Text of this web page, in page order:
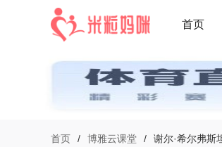
首页
首页 / 博雅云课堂 / 谢尔·希尔弗斯